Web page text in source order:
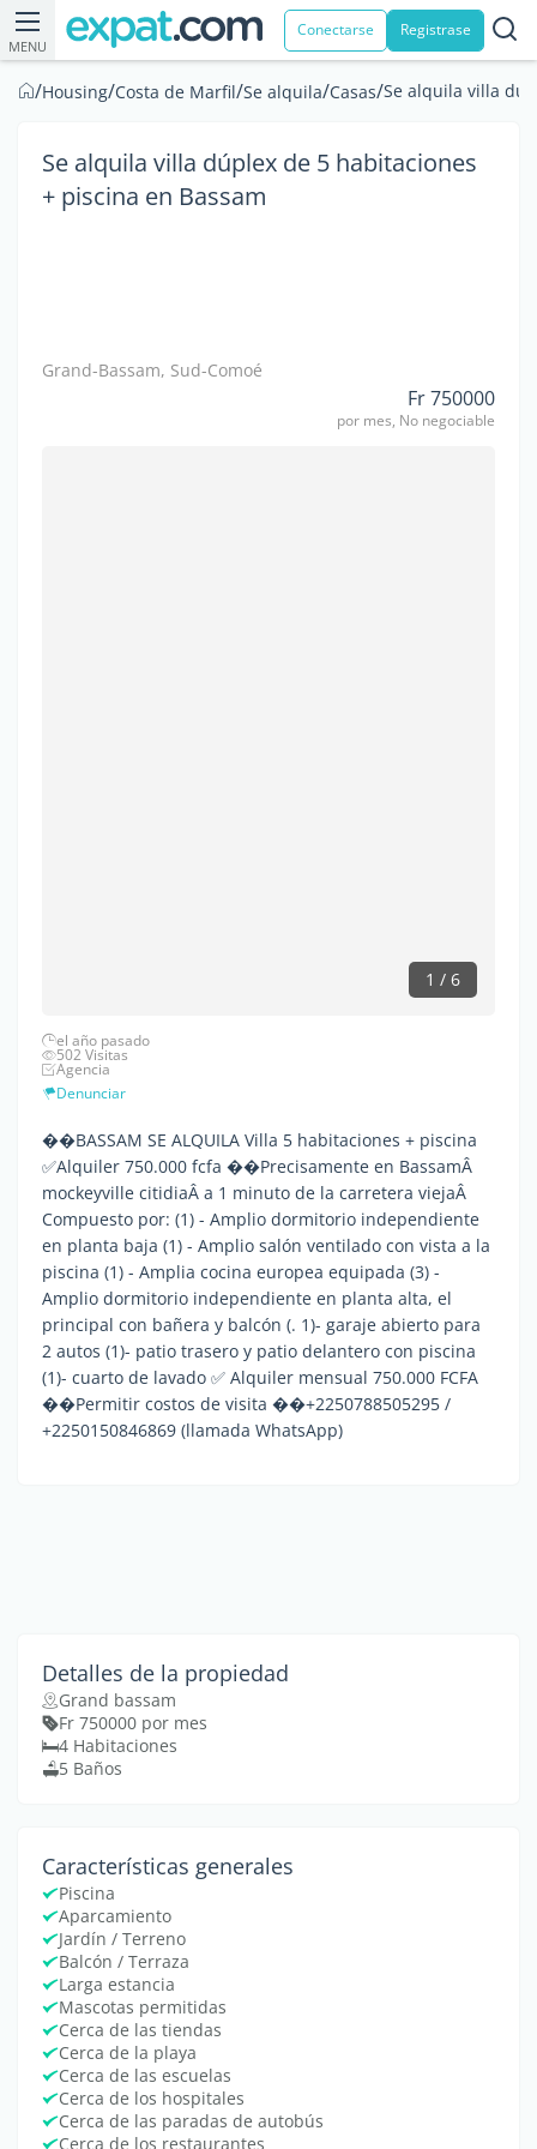
MENU
Conectarse Registrase
/Housing/Costa de Marfil/Se alquila/Casas/Se alquila villa
Se alquila villa dúplex de 5 habitaciones
+ piscina en Bassam
Grand-Bassam, Sud-Comoé
Fr 750000
por mes, No negociable
1 / 6
el año pasado
502 Visitas
Agencia
Denunciar
��BASSAM SE ALQUILA Villa 5 habitaciones + piscina
✅Alquiler 750.000 fcfa ��Precisamente en BassamÂ
mockeyville citidiaÂ a 1 minuto de la carretera viejaÂ
Compuesto por: (1) - Amplio dormitorio independiente
en planta baja (1) - Amplio salón ventilado con vista a la
piscina (1) - Amplia cocina europea equipada (3) -
Amplio dormitorio independiente en planta alta, el
principal con bañera y balcón (. 1)- garaje abierto para
2 autos (1)- patio trasero y patio delantero con piscina
(1)- cuarto de lavado ✅ Alquiler mensual 750.000 FCFA
��Permitir costos de visita ��+2250788505295 /
+2250150846869 (llamada WhatsApp)
Detalles de la propiedad
Grand bassam
Fr 750000 por mes
4 Habitaciones
5 Baños
Características generales
Piscina
Aparcamiento
Jardín / Terreno
Balcón / Terraza
Larga estancia
Mascotas permitidas
Cerca de las tiendas
Cerca de la playa
Cerca de las escuelas
Cerca de los hospitales
Cerca de las paradas de autobús
Cerca de los restaurantes